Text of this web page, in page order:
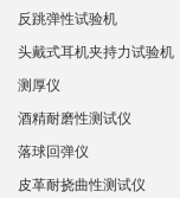
反跳弹性试验机
头戴式耳机夹持力试验机
测厚仪
酒精耐磨性测试仪
落球回弹仪
皮革耐挠曲性测试仪